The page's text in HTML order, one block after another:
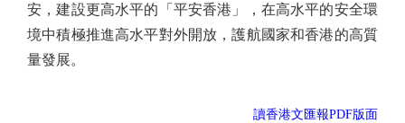
安，建設更高水平的「平安香港」，在高水平的安全環
境中積極推進高水平對外開放，護航國家和香港的高質
量發展。
讀香港文匯報PDF版面